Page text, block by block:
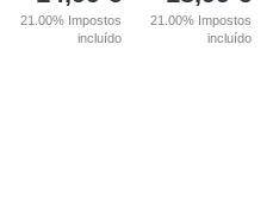
21.00% Impostos
incluído
21.00% Impostos
incluído